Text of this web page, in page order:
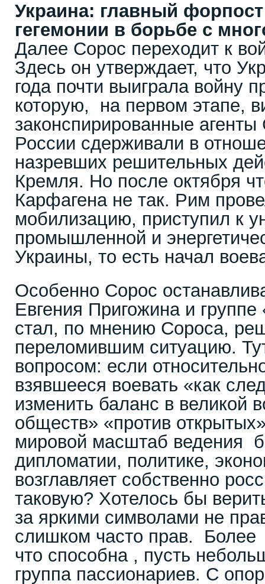
Украина: главный
гегемонии в борьбе с
Далее Сорос переходит к
Здесь он утверждает, что
года почти выиграла войну
которую, на первом этапе,
законспирированные
России сдерживали в
назревших решительных
Кремля. Но после октября
Карфагена не так. Рим
мобилизацию, приступил к
промышленной и
Украины, то есть начал
Особенно Сорос
Евгения Пригожина и
стал, по мнению Сороса,
переломившим ситуацию.
вопросом: если
взявшееся воевать «как
изменить баланс в великой
обществ» «против
мировой масштаб ведения
дипломатии, политике,
возглавляет собственно
таковую? Хотелось бы
за яркими символами не
слишком часто прав. Более
что способна , пусть
группа пассионариев. С